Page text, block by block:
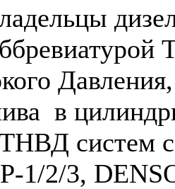
в
систем
1/2/3,